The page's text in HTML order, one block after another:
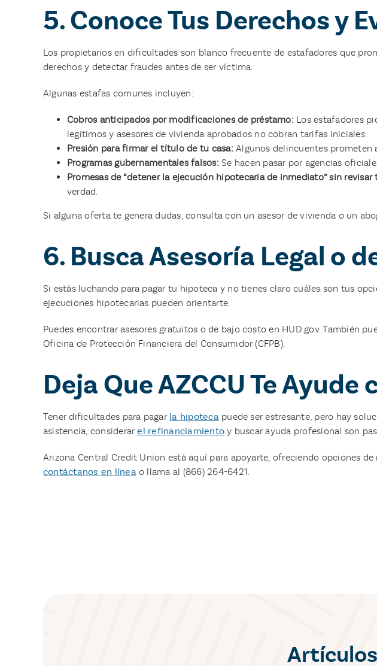
5. Conoce Tus Derechos y
Los propietarios en dificultades son blanco frecuente de estafadores que
derechos y detectar fraudes antes de ser víctima.
Algunas estafas comunes incluyen:
Cobros anticipados por modificaciones de préstamo: Los estafadores
legítimos y asesores de vivienda aprobados no cobran tarifas iniciales.
Presión para firmar el título de tu casa: Algunos delincuentes prometen
Programas gubernamentales falsos: Se hacen pasar por agencias
Promesas de “detener la ejecución hipotecaria de inmediato” sin
verdad.
Si alguna oferta te genera dudas, consulta con un asesor de vivienda o un
6. Busca Asesoría Legal o
Si estás luchando para pagar tu hipoteca y no tienes claro cuáles son tus
ejecuciones hipotecarias pueden orientarte.
Puedes encontrar asesores gratuitos o de bajo costo en HUD.gov. También
Oficina de Protección Financiera del Consumidor (CFPB).
Deja Que AZCCU Te
Tener dificultades para pagar la hipoteca puede ser estresante, pero hay
asistencia, considerarel refinanciamiento y buscar ayuda profesional son
Arizona Central Credit Union está aquí para apoyarte, ofreciendo opciones
contáctanos en línea o llama al (866) 264-6421.